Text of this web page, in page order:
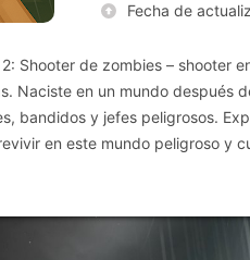
Fecha de
Shooter de zombies – shooter
Naciste en un mundo después
bandidos y jefes peligrosos.
en este mundo peligroso y